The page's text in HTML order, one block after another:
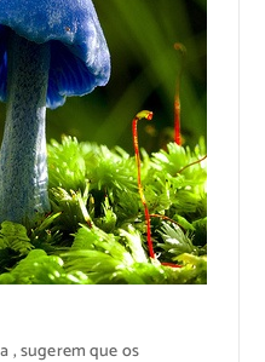
, sugerem que os